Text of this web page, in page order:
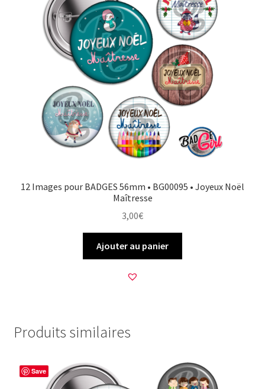
12 Images pour BADGES 56mm • BG00095 • Joyeux Noël
Maîtresse
3,00€
Ajouter au panier
Produits similaires
Save